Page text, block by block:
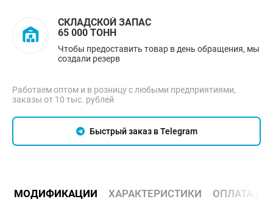
СКЛАДСКОЙ ЗАПАС
65 000 ТОНН
Чтобы предоставить товар в день обращения, мы
создали резерв
Работаем оптом и в розницу с любыми предприятиями,
заказы от 10 тыс. рублей
Быстрый заказ в Telegram
МОДИФИКАЦИИ ХАРАКТЕРИСТИКИ ОПЛАТА И